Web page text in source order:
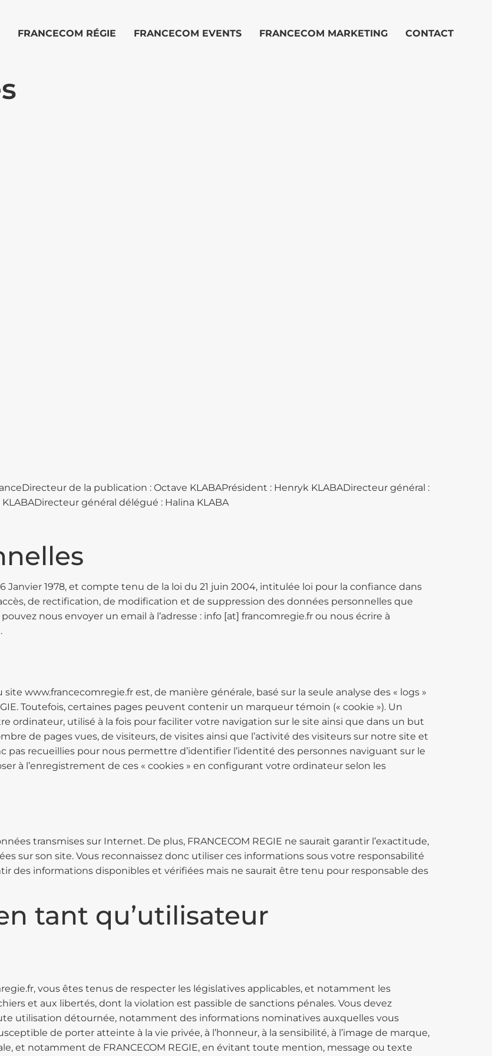
FRANCECOM RÉGIE FRANCECOM EVENTS FRANCECOM MARKETING CONTACT
de la publication : Octave KLABAPrésident : Henryk KLABADirecteur général :
général délégué : Halina KLABA
1978, et compte tenu de la loi du 21 juin 2004, intitulée loi pour la confiance dans
de rectification, de modification et de suppression des données personnelles que
nous envoyer un email à l’adresse : info [at] francomregie.fr ou nous écrire à
www.francecomregie.fr est, de manière générale, basé sur la seule analyse des « logs »
Toutefois, certaines pages peuvent contenir un marqueur témoin (« cookie »). Un
ordinateur, utilisé à la fois pour faciliter votre navigation sur le site ainsi que dans un but
de pages vues, de visiteurs, de visites ainsi que l’activité des visiteurs sur notre site et
pas recueillies pour nous permettre d’identifier l’identité des personnes naviguant sur le
à l’enregistrement de ces « cookies » en configurant votre ordinateur selon les
transmises sur Internet. De plus, FRANCECOM REGIE ne saurait garantir l’exactitude,
sur son site. Vous reconnaissez donc utiliser ces informations sous votre responsabilité
des informations disponibles et vérifiées mais ne saurait être tenu pour responsable des
tant qu’utilisateur
vous êtes tenus de respecter les législatives applicables, et notamment les
et aux libertés, dont la violation est passible de sanctions pénales. Vous devez
utilisation détournée, notamment des informations nominatives auxquelles vous
de porter atteinte à la vie privée, à l’honneur, à la sensibilité, à l’image de marque,
et notamment de FRANCECOM REGIE, en évitant toute mention, message ou texte